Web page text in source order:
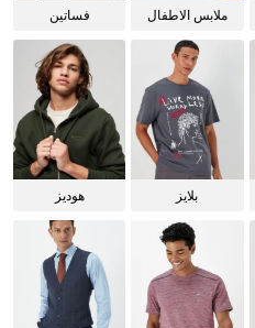
ملابس الاطفال فساتين
بلايز هوديز